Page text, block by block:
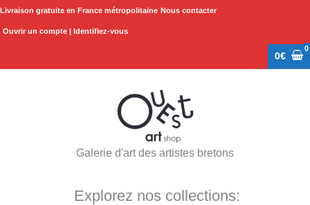
Aller
Livraison gratuite en France métropolitaine Nous contacter
Ouvrir un compte | Identifiez-vous
0€
Galerie d'art des artistes bretons
Explorez nos collections: